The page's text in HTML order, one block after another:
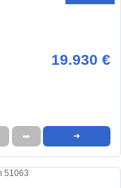
19.930 €
➦ ➜